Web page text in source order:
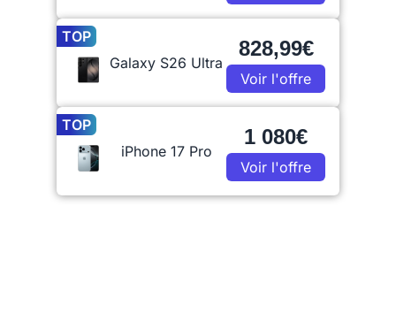
TOP
Galaxy S26 Ultra
828,99€
Voir l'offre
TOP
iPhone 17 Pro
1 080€
Voir l'offre